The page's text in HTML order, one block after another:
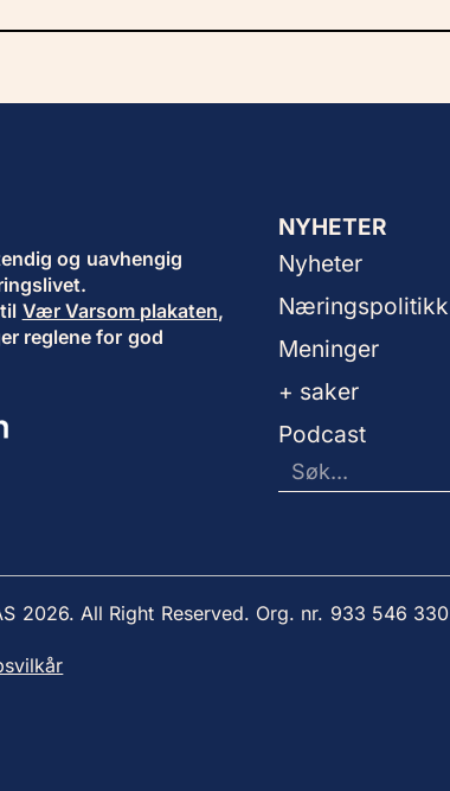
og uavhengig
Vær Varsom plakaten,
reglene for god
NYHETER
Nyheter
Næringspolitikk
Meninger
+ saker
Podcast
2026. All Right Reserved. Org. nr. 933 546 330